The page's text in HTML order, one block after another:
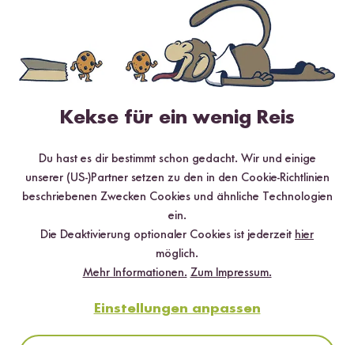
Loading...
22
Rezeptbox
26
Rezeptbox
BALD ZURÜCK
Kekse für ein wenig Reis
Du hast es dir bestimmt schon gedacht. Wir und einige
unserer (US-)Partner setzen zu den in den Cookie-Richtlinien
beschriebenen Zwecken Cookies und ähnliche Technologien
ein.
Die Deaktivierung optionaler Cookies ist jederzeit hier
möglich.
Mehr Informationen. Zum Impressum.
Einstellungen anpassen